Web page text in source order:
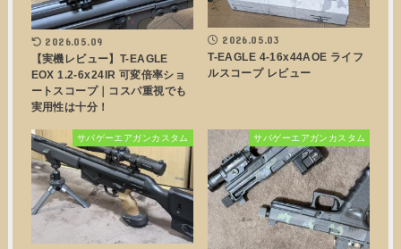
2026.05.09
【実機レビュー】T-EAGLE
EOX 1.2-6x24IR 可変倍率ショ
ートスコープ｜コスパ重視でも
実用性は十分！
2026.05.03
T-EAGLE 4-16x44AOE ライフ
ルスコープ レビュー
サバゲーエアガンカスタム サバゲーエアガンカスタム